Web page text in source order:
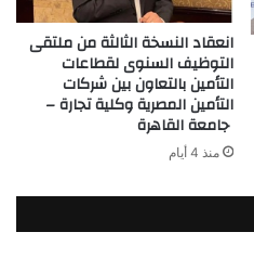
انعقاد النسخة الثالثة من ملتقى
التوظيف السنوى لقطاعات
التأمين بالتعاون بين شركات
التأمين المصرية وكلية تجارة –
جامعة القاهرة
منذ 4 أيام